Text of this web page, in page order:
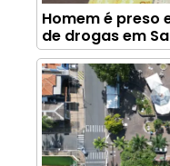
Homem é
de drogas em